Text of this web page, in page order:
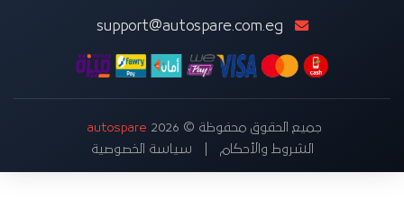
جميع الحقوق محفوظة © 2026
autospare
الشروط والأحكام
سياسة الخصوصية